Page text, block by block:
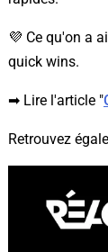
💜 Ce qu'on a
quick wins.
➡ Lire l'article "
Retrouvez